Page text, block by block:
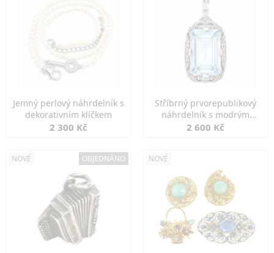
Jemný perlový náhrdelník s
dekorativním klíčkem
2 300 Kč
Stříbrný prvorepublikový
náhrdelník s modrým
spinelem
2 600 Kč
NOVÉ OBJEDNÁNO NOVÉ